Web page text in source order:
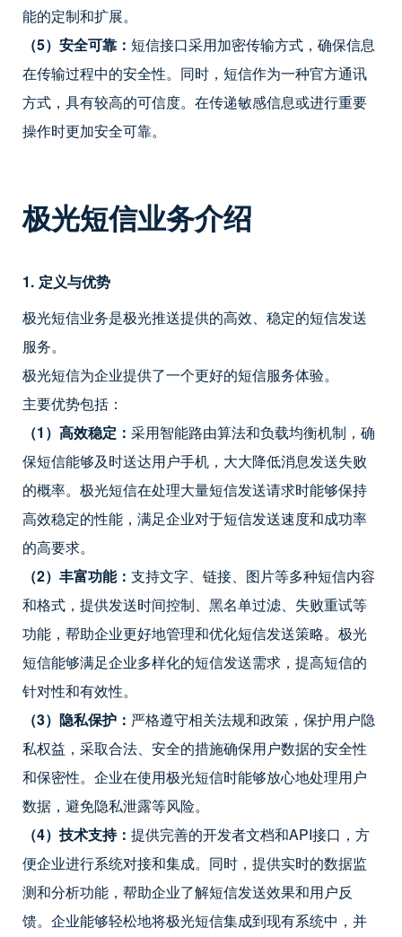
能的定制和扩展。
（5）安全可靠： 短信接口采用加密传输方式，确保信息
在传输过程中的安全性。同时，短信作为一种官方通讯
方式，具有较高的可信度。在传递敏感信息或进行重要
操作时更加安全可靠。
极光短信业务介绍
1. 定义与优势
极光短信业务是极光推送提供的高效、稳定的短信发送
服务。
极光短信为企业提供了一个更好的短信服务体验。
主要优势包括：
（1）高效稳定： 采用智能路由算法和负载均衡机制，确
保短信能够及时送达用户手机，大大降低消息发送失败
的概率。极光短信在处理大量短信发送请求时能够保持
高效稳定的性能，满足企业对于短信发送速度和成功率
的高要求。
（2）丰富功能： 支持文字、链接、图片等多种短信内容
和格式，提供发送时间控制、黑名单过滤、失败重试等
功能，帮助企业更好地管理和优化短信发送策略。极光
短信能够满足企业多样化的短信发送需求，提高短信的
针对性和有效性。
（3）隐私保护： 严格遵守相关法规和政策，保护用户隐
私权益，采取合法、安全的措施确保用户数据的安全性
和保密性。企业在使用极光短信时能够放心地处理用户
数据，避免隐私泄露等风险。
（4）技术支持： 提供完善的开发者文档和API接口，方
便企业进行系统对接和集成。同时，提供实时的数据监
测和分析功能，帮助企业了解短信发送效果和用户反
馈。企业能够轻松地将极光短信集成到现有系统中，并